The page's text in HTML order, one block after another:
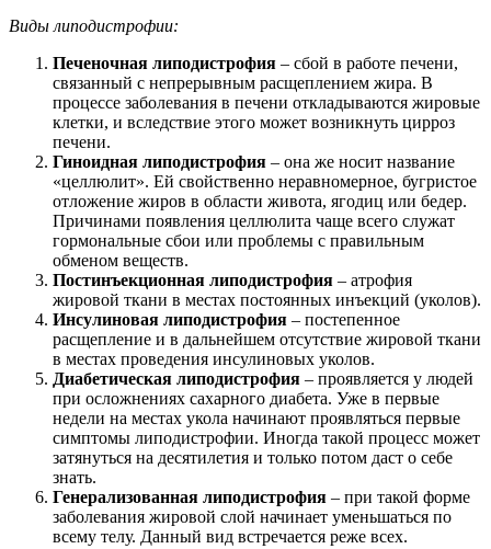
Виды липодистрофии:
Печеночная липодистрофия – сбой в работе печени,
связанный с непрерывным расщеплением жира. В
процессе заболевания в печени откладываются жировые
клетки, и вследствие этого может возникнуть цирроз
печени.
Гиноидная липодистрофия – она же носит название
«целлюлит». Ей свойственно неравномерное, бугристое
отложение жиров в области живота, ягодиц или бедер.
Причинами появления целлюлита чаще всего служат
гормональные сбои или проблемы с правильным
обменом веществ.
Постинъекционная липодистрофия – атрофия
жировой ткани в местах постоянных инъекций (уколов).
Инсулиновая липодистрофия – постепенное
расщепление и в дальнейшем отсутствие жировой ткани
в местах проведения инсулиновых уколов.
Диабетическая липодистрофия – проявляется у людей
при осложнениях сахарного диабета. Уже в первые
недели на местах укола начинают проявляться первые
симптомы липодистрофии. Иногда такой процесс может
затянуться на десятилетия и только потом даст о себе
знать.
Генерализованная липодистрофия – при такой форме
заболевания жировой слой начинает уменьшаться по
всему телу. Данный вид встречается реже всех.